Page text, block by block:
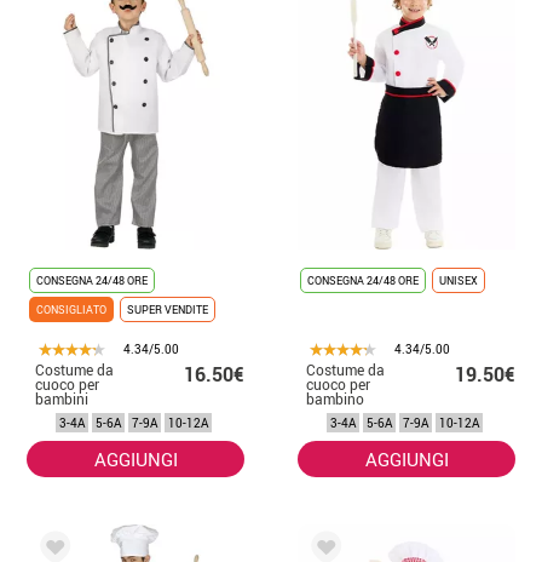
chef. Ottieni un cappello da cuoco, una giacca o strumenti da cucina
per completare il tuo costume. Ti garantiamo che non ci saranno
dubbi su cosa indossi.
Mettiti il costume da cuoco e prendi i coltelli!
CONSEGNA 24/48 ORE
CONSIGLIATO
SUPER VENDITE
4.34/5.00
Costume da
cuoco per
bambini
16.50€
3-4A 5-6A 7-9A 10-12A
AGGIUNGI
CONSEGNA 24/48 ORE UNISEX
4.34/5.00
Costume da
cuoco per
bambino
19.50€
3-4A 5-6A 7-9A 10-12A
AGGIUNGI